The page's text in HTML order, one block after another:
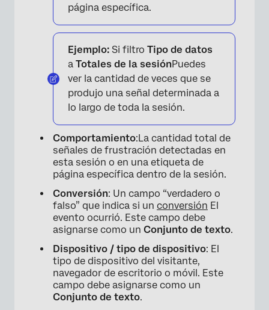
página específica.
Ejemplo: Si filtro Tipo de datos
a Totales de la sesiónPuedes
ver la cantidad de veces que se
produjo una señal determinada a
lo largo de toda la sesión.
Comportamiento:La cantidad total de
señales de frustración detectadas en
esta sesión o en una etiqueta de
página específica dentro de la sesión.
Conversión: Un campo “verdadero o
falso” que indica si un conversión El
evento ocurrió. Este campo debe
asignarse como un Conjunto de texto.
Dispositivo / tipo de dispositivo: El
tipo de dispositivo del visitante,
navegador de escritorio o móvil. Este
campo debe asignarse como un
Conjunto de texto.